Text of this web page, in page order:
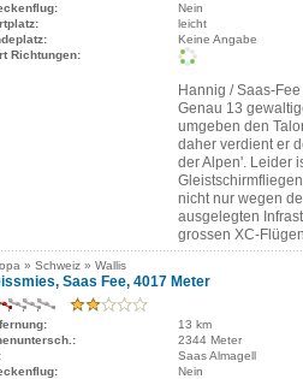
Nein
leicht
Keine Angabe
Richtungen:
Hannig / Saas-Fee
Genau 13
umgeben den
daher verdient er
der Alpen'. Leider
nicht nur wegen
ausgelegten
grossen XC-
» Schweiz » Wallis
Saas Fee, 4017 Meter
13 km
2344 Meter
Saas Almagell
Nein